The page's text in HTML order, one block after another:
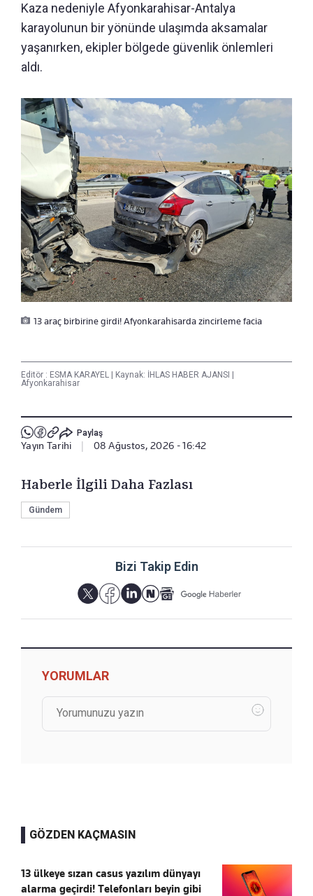
Kaza nedeniyle Afyonkarahisar-Antalya
karayolunun bir yönünde ulaşımda aksamalar
yaşanırken, ekipler bölgede güvenlik önlemleri
aldı.
13 araç birbirine girdi! Afyonkarahisarda zincirleme facia
Editör : ESMA KARAYEL | Kaynak: İHLAS HABER AJANSI |
Afyonkarahisar
Paylaş
Yayın Tarihi 08 Ağustos, 2026 - 16:42
Haberle İlgili Daha Fazlası
Gündem
Bizi Takip Edin
YORUMLAR
GÖZDEN KAÇMASIN
13 ülkeye sızan casus yazılım dünyayı
alarma geçirdi! Telefonları beyin gibi